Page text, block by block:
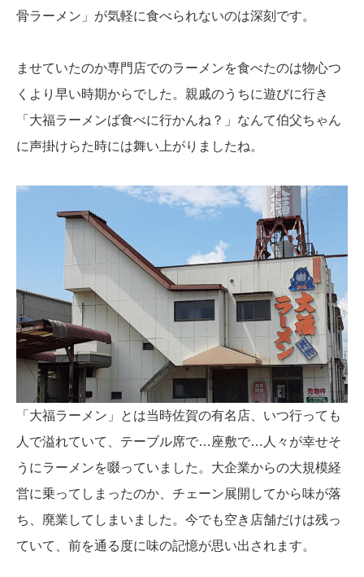
骨ラーメン」が気軽に食べられないのは深刻です。
ませていたのか専門店でのラーメンを食べたのは物心つ
くより早い時期からでした。親戚のうちに遊びに行き
「大福ラーメンば食べに行かんね？」なんて伯父ちゃん
に声掛けらた時には舞い上がりましたね。
「大福ラーメン」とは当時佐賀の有名店、いつ行っても
人で溢れていて、テーブル席で…座敷で…人々が幸せそ
うにラーメンを啜っていました。大企業からの大規模経
営に乗ってしまったのか、チェーン展開してから味が落
ち、廃業してしまいました。今でも空き店舗だけは残っ
ていて、前を通る度に味の記憶が思い出されます。